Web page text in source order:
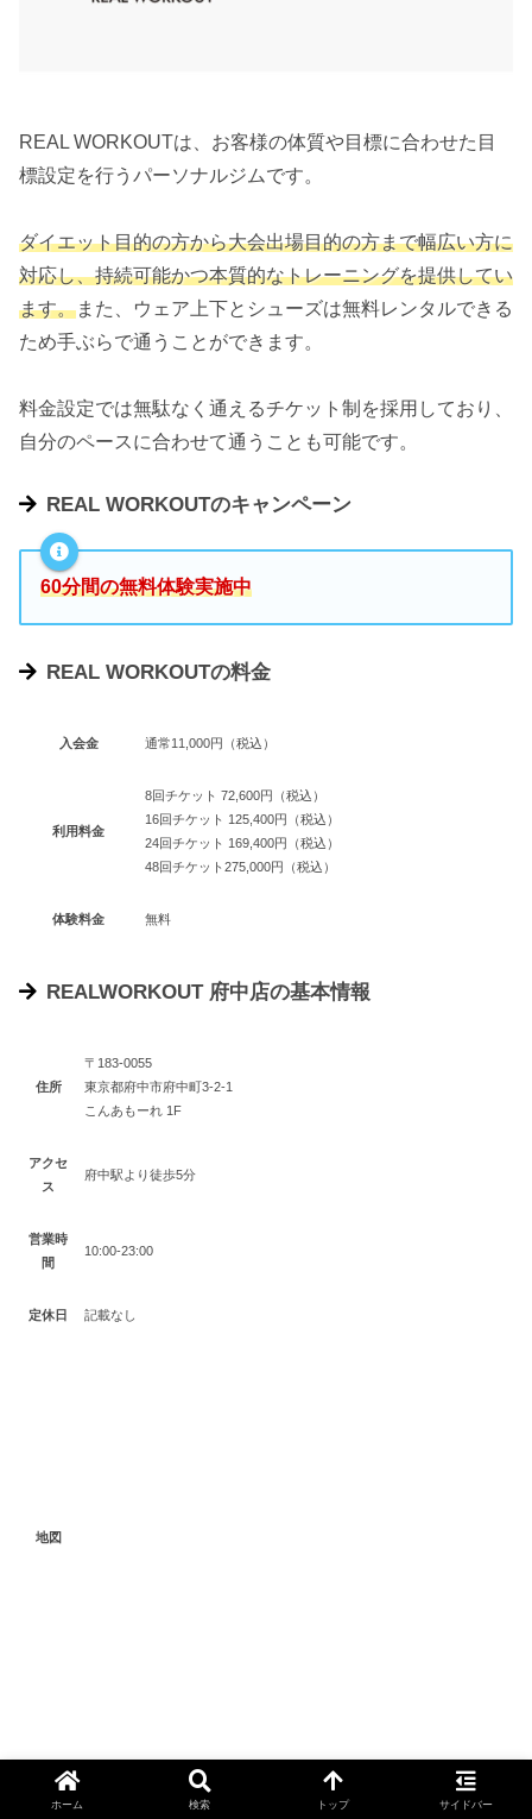
REAL WORKOUTは、お客様の体質や目標に合わせた目
標設定を行うパーソナルジムです。
ダイエット目的の方から大会出場目的の方まで幅広い方に
対応し、持続可能かつ本質的なトレーニングを提供してい
ます。また、ウェア上下とシューズは無料レンタルできる
ため手ぶらで通うことができます。
料金設定では無駄なく通えるチケット制を採用しており、
自分のペースに合わせて通うことも可能です。
REAL WORKOUTのキャンペーン
60分間の無料体験実施中
REAL WORKOUTの料金
入会金 通常11,000円（税込）
利用料金
8回チケット 72,600円（税込）
16回チケット 125,400円（税込）
24回チケット 169,400円（税込）
48回チケット275,000円（税込）
体験料金 無料
REALWORKOUT 府中店の基本情報
住所
〒183-0055
東京都府中市府中町3-2-1
こんあもーれ 1F
アクセ
ス
府中駅より徒歩5分
営業時
間
10:00-23:00
定休日 記載なし
地図
ホーム 検索 トップ サイドバー